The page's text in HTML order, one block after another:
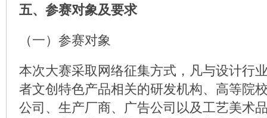
五、参赛对象及要求
（一）参赛对象
本次大赛采取网络征集方式，凡与设计行
者文创特色产品相关的研发机构、高等院
公司、生产厂商、广告公司以及工艺美术